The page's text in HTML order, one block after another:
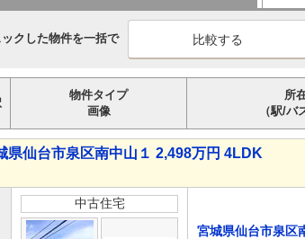
クした物件を一括で
物件タイプ
画像
所
（駅/バ
県仙台市泉区南中山１ 2,498万円 4LDK
中古住宅
宮城県仙台市泉区